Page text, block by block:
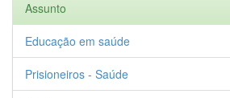
Assunto
Educação em saúde
Prisioneiros - Saúde